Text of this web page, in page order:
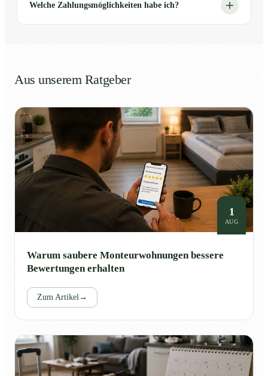
Welche Zahlungsmöglichkeiten habe ich?
Aus unserem Ratgeber
1
AUG
Warum saubere Monteurwohnungen bessere
Bewertungen erhalten
Zum Artikel→